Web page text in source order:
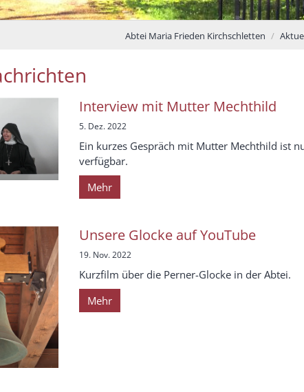
Abtei Maria Frieden Kirchschletten
Interview mit Mutter Mechthild
5. Dez. 2022
Ein kurzes Gespräch mit Mutter Mechthild ist
verfügbar.
Mehr
Unsere Glocke auf YouTube
19. Nov. 2022
Kurzfilm über die Perner-Glocke in der Abtei.
Mehr